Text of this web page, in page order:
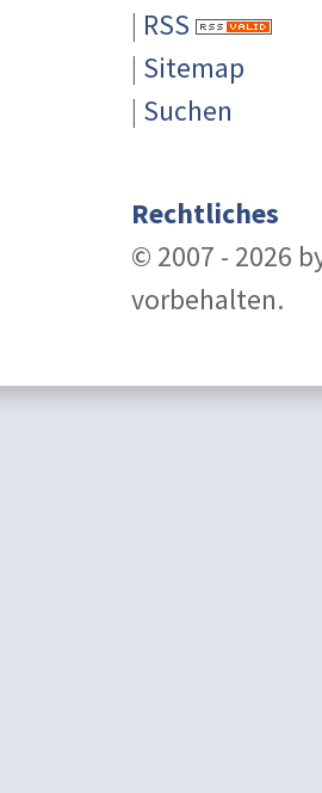
| RSS
| Sitemap
| Suchen
Rechtliches
© 2007 - 2026
vorbehalten.